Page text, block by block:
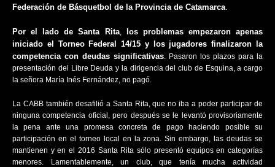
Federación de Básquetbol de la Provincia de Catamarca
Por el lado de Santa Rita,
los problemas empezaron apenas
iniciado el Torneo Federal 14/15 y los jugadores finalizaron la
competencia con deudas significativas . Pasaron los plazos para la
presentación del Libre Deuda y la dirigencia del club de Esquina, a cargo
la señora María Inés Fernández, no pagó.
La CABB también desafilió a Santa Rita, que no iba a poder participar de
ninguna competencia oficial, pero después se le levantó provisoriamente
la pena ante una promesa concreta de pago haciendo posible su
participación en el torneo local en la zona. Sin embargo, las deudas se
mantienen y en el 2016 Santa Rita sólo presentó equipos en categorías
menores. Lamentablemente, un club, que tenía mucha actividad